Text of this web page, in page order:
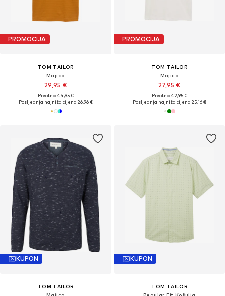
PROMOCIJA
TOM TAILOR
Majica
29,95 €
Prvotno: 44,95 €
Posljednja najniža cijena:26,96 €
PROMOCIJA
TOM TAILOR
Majica
27,95 €
Prvotno: 42,95 €
Posljednja najniža cijena:25,16 €
KUPON
TOM TAILOR
Majica
KUPON
TOM TAILOR
Regular Fit Košulja